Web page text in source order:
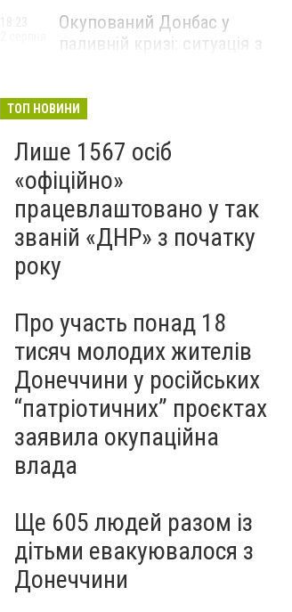
Окупований Донбас у
паливній кризі: ситуація з
ТОП НОВИНИ
Лише 1567 осіб
«офіційно»
працевлаштовано у так
званій «ДНР» з початку
року
Про участь понад 18
тисяч молодих жителів
Донеччини у російських
“патріотичних” проєктах
заявила окупаційна
влада
Ще 605 людей разом із
дітьми евакуювалося з
Донеччини